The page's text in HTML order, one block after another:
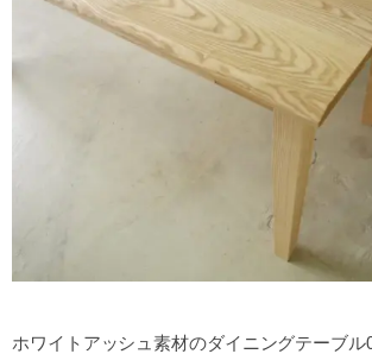
ホワイトアッシュ素材のダイニングテーブ